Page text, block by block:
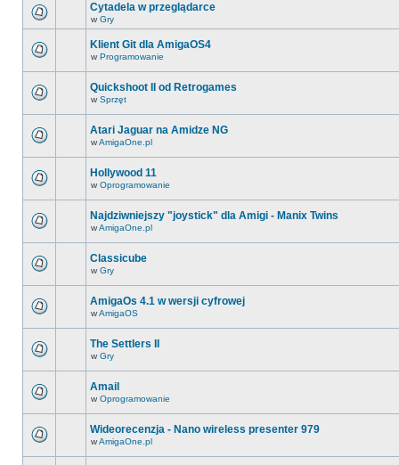
Cytadela w przeglądarce
w Gry
Klient Git dla AmigaOS4
w Programowanie
Quickshoot II od Retrogames
w Sprzęt
Atari Jaguar na Amidze NG
wAmigaOne.pl
Hollywood 11
w Oprogramowanie
Najdziwniejszy "joystick" dla Amigi - Manix Twins
wAmigaOne.pl
Classicube
w Gry
AmigaOs 4.1 w wersji cyfrowej
wAmigaOS
The Settlers II
w Gry
Amail
w Oprogramowanie
Wideorecenzja - Nano wireless presenter 979
wAmigaOne.pl